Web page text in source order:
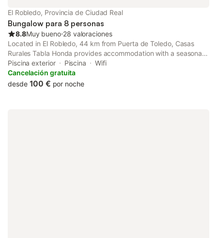
El Robledo, Provincia de Ciudad Real
Bungalow para 8 personas
8.8Muy bueno⋅28 valoraciones
Located in El Robledo, 44 km from Puerta de Toledo, Casas
Rurales Tabla Honda provides accommodation with a seasonal
outdoor swimming pool, free private parking, a garden and a
terrace.
Piscina exterior Piscina
Wifi
Cancelación gratuita
desde 100 € por noche